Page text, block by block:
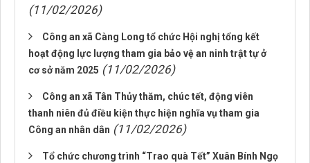
(11/02/2026)
Công an xã Càng Long tổ chức Hội nghị tổng kết
hoạt động lực lượng tham gia bảo vệ an ninh trật tự ở
cơ sở năm 2025 (11/02/2026)
Công an xã Tân Thủy thăm, chúc tết, động viên
thanh niên đủ điều kiện thực hiện nghĩa vụ tham gia
Công an nhân dân (11/02/2026)
Tổ chức chương trình “Trao quà Tết” Xuân Bính Ngọ